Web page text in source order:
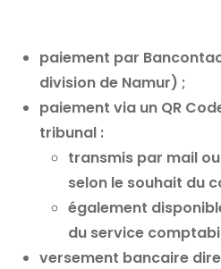
paiement par
division de Namur) ;
paiement via un QR
tribunal :
transmis par mail
selon le souhait du
également
du service
versement bancaire